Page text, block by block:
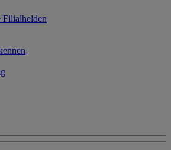
Filialhelden
Möglichkeit, Ihre Einwilligung
- jederzeit auch über
von Utiq („consenthub“)
der Telekommunikations-basierten
Marketing“ am unteren Ende
für die Lidl-Dienste) widerrufen.
finden Sie in
von Utiq
„Ablehnen“ können Sie nur den
zulassen. Durch einen